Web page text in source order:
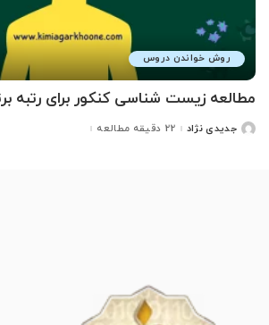
روش خواندن دروس
مطالعه زیست شناسی کنکور برای رتبه
ارسالجدیدی نژاد 22 دقیقه مطالعه